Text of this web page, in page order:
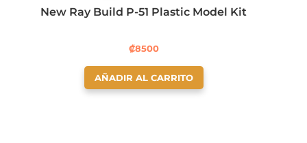
New Ray Build P-51 Plastic Model Kit
₡8500
AÑADIR AL CARRITO